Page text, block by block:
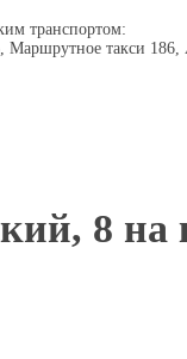
транспортом:
Маршрутное такси 186,
8 на